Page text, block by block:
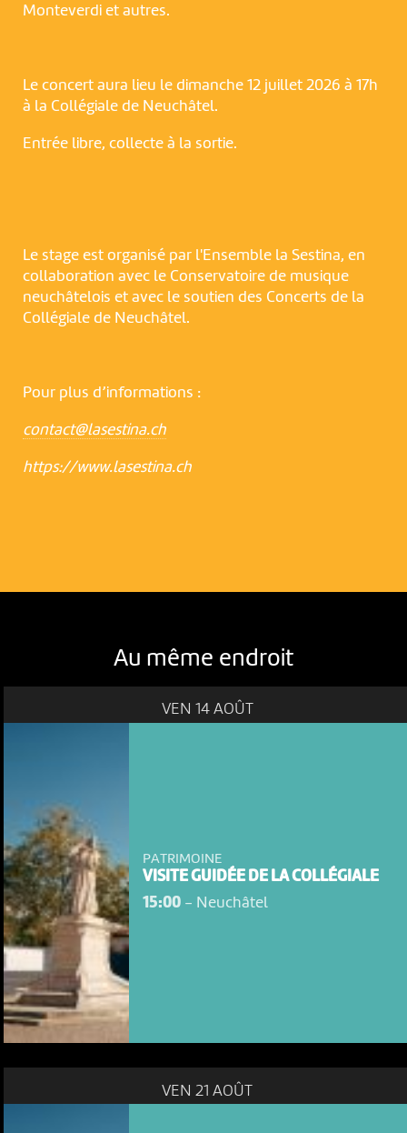
NOUS UTILISONS DES COOKIES
En poursuivant votre navigation sur le culturoscoPe site vous
consentez à l’utilisation de cookies. Les cookies nous
permettent d'analyser le trafic, d’affiner les contenus mis à
Monteverdi et autres.
Le concert aura lieu le dimanche 12 juillet 2026 à 17h
à la Collégiale de Neuchâtel.
Entrée libre, collecte à la sortie.
Le stage est organisé par l'Ensemble la Sestina, en
collaboration avec le Conservatoire de musique
neuchâtelois et avec le soutien des Concerts de la
Collégiale de Neuchâtel.
Pour plus d’informations :
contact@lasestina.ch
https://www.lasestina.ch
Au même endroit
VEN 14 AOÛT
PATRIMOINE
VISITE GUIDÉE DE LA COLLÉGIALE
15:00- Neuchâtel
VEN 21 AOÛT